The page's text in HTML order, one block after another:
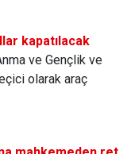
kapatılacak
ve Gençlik ve
olarak araç